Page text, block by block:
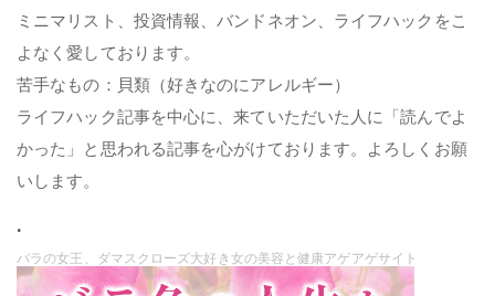
ミニマリスト、投資情報、バンドネオン、ライフハックをこ
よなく愛しております。
苦手なもの：貝類（好きなのにアレルギー）
ライフハック記事を中心に、来ていただいた人に「読んでよ
かった」と思われる記事を心がけております。よろしくお願
いします。
.
バラの女王、ダマスクローズ大好き女の美容と健康アゲアゲサイト